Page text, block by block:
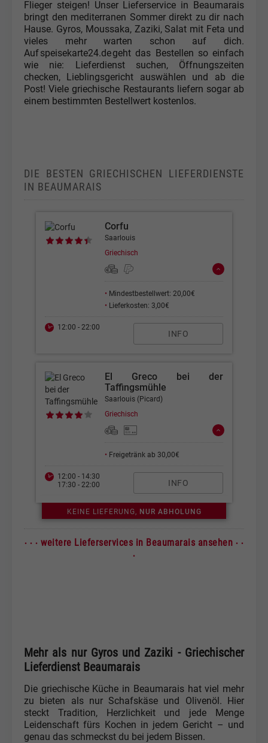
Flieger steigen! Unser Lieferservice in Beaumarais
bringt den mediterranen Sommer direkt zu dir nach
Hause. Gyros, Moussaka, Zaziki, Salat mit Feta und
vieles mehr warten schon auf dich.
Auf speisekarte24.de geht das Bestellen so einfach
wie nie: Lieferdienst suchen, Öffnungszeiten
checken, Lieblingsgericht auswählen und ab die
Post! Viele griechische Restaurants liefern sogar ab
einem bestimmten Bestellwert kostenlos.
DIE BESTEN GRIECHISCHEN LIEFERDIENSTE
IN BEAUMARAIS
Corfu
Saarlouis
Griechisch
• Mindestbestellwert: 20,00€
• Lieferkosten: 3,00€
12:00 - 22:00
INFO
El Greco bei der
Taffingsmühle
Saarlouis (Picard)
Griechisch
• Freigetränk ab 30,00€
12:00 - 14:30
17:30 - 22:00
INFO
KEINE LIEFERUNG, NUR ABHOLUNG
· · · weitere Lieferservices in Beaumarais ansehen · ·
·
Mehr als nur Gyros und Zaziki - Griechischer
Lieferdienst Beaumarais
Die griechische Küche in Beaumarais hat viel mehr
zu bieten als nur Schafskäse und Olivenöl. Hier
steckt Tradition, Herzlichkeit und jede Menge
Leidenschaft fürs Kochen in jedem Gericht – und
genau das schmeckst du bei jedem Bissen.